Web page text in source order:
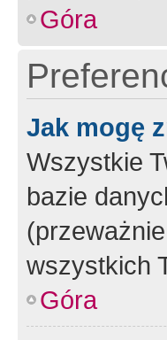
Góra
Jak mogę
Wszystkie
bazie
wszystkich
Góra